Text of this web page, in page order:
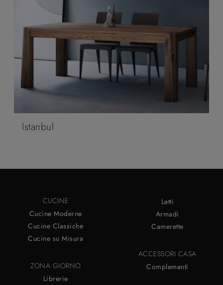
Istanbul
CUCINE
Cucine Moderne
Cucine Classiche
Cucine su Misura
ZONA GIORNO
Librerie
Letti
Armadi
Camerette
ACCESSORI CASA
Complementi